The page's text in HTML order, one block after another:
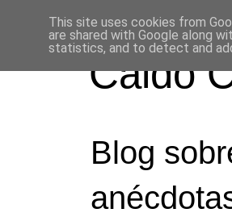
Caldo
Blog
This site uses cookies from
are shared with Google along
statistics, and to detect and